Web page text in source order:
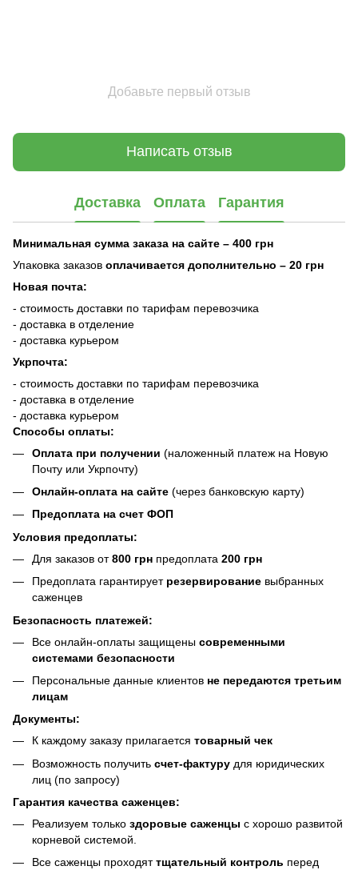
Добавьте первый отзыв
Написать отзыв
Доставка Оплата Гарантия
Минимальная сумма заказа на сайте – 400 грн
Упаковка заказов оплачивается дополнительно – 20 грн
Новая почта:
- стоимость доставки по тарифам перевозчика
- доставка в отделение
- доставка курьером
Укрпочта:
- стоимость доставки по тарифам перевозчика
- доставка в отделение
- доставка курьером
Способы оплаты:
Оплата при получении (наложенный платеж на Новую
Почту или Укрпочту)
Онлайн-оплата на сайте (через банковскую карту)
Предоплата на счет ФОП
Условия предоплаты:
Для заказов от800 грн предоплата 200 грн
Предоплата гарантирует резервирование выбранных
саженцев
Безопасность платежей:
Все онлайн-оплаты защищены современными
системами безопасности
Персональные данные клиентов не передаются третьим
лицам
Документы:
К каждому заказу прилагается товарный чек
Возможность получить счет-фактуру для юридических
лиц (по запросу)
Гарантия качества саженцев:
Реализуем только здоровые саженцы с хорошо развитой
корневой системой.
Все саженцы проходяттщательный контроль перед